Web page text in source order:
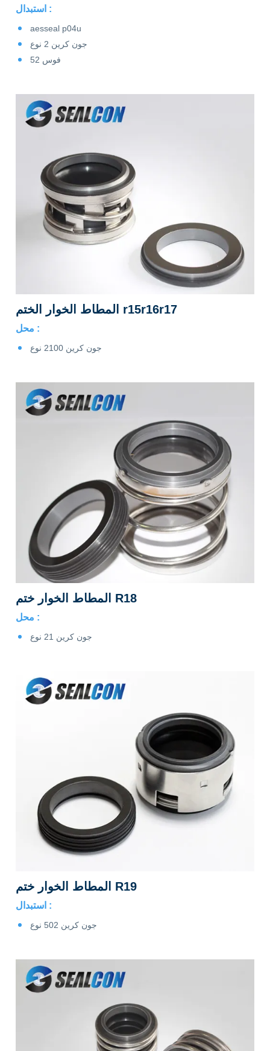
استبدال :
aesseal p04u
جون كرين 2 نوع
فوس 52
المطاط الخوار الختم r15r16r17
محل :
جون كرين 2100 نوع
المطاط الخوار ختم R18
محل :
جون كرين 21 نوع
المطاط الخوار ختم R19
استبدال :
جون كرين 502 نوع